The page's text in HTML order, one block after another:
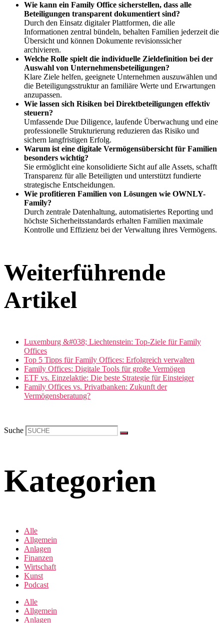
Wie kann ein Family Office sicherstellen, dass alle
Beteiligungen transparent dokumentiert sind?
Durch den Einsatz digitaler Plattformen, die alle
Informationen zentral bündeln, behalten Familien jederzeit die
Übersicht und können Dokumente revisionssicher
archivieren.
Welche Rolle spielt die individuelle Zieldefinition bei der
Auswahl von Unternehmensbeteiligungen?
Klare Ziele helfen, geeignete Unternehmen auszuwählen und
die Beteiligungsstruktur an familiäre Werte und Erwartungen
anzupassen.
Wie lassen sich Risiken bei Direktbeteiligungen effektiv
steuern?
Umfassende Due Diligence, laufende Überwachung und eine
professionelle Strukturierung reduzieren das Risiko und
sichern langfristigen Erfolg.
Warum ist eine digitale Vermögensübersicht für Familien
besonders wichtig?
Sie ermöglicht eine konsolidierte Sicht auf alle Assets, schafft
Transparenz für alle Beteiligten und unterstützt fundierte
strategische Entscheidungen.
Wie profitieren Familien von Lösungen wie OWNLY-
Family?
Durch zentrale Datenhaltung, automatisiertes Reporting und
höchste Sicherheitsstandards erhalten Familien maximale
Kontrolle und Effizienz bei der Verwaltung ihres Vermögens.
Weiterführende
Artikel
Luxemburg &#038; Liechtenstein: Top-Ziele für Family
Offices
Top 5 Tipps für Family Offices: Erfolgreich verwalten
Family Offices: Digitale Tools für große Vermögen
ETF vs. Einzelaktie: Die beste Strategie für Einsteiger
Family Offices vs. Privatbanken: Zukunft der
Vermögensberatung?
Suche
Kategorien
Alle
Allgemein
Anlagen
Finanzen
Wirtschaft
Kunst
Podcast
Alle
Allgemein
Anlagen